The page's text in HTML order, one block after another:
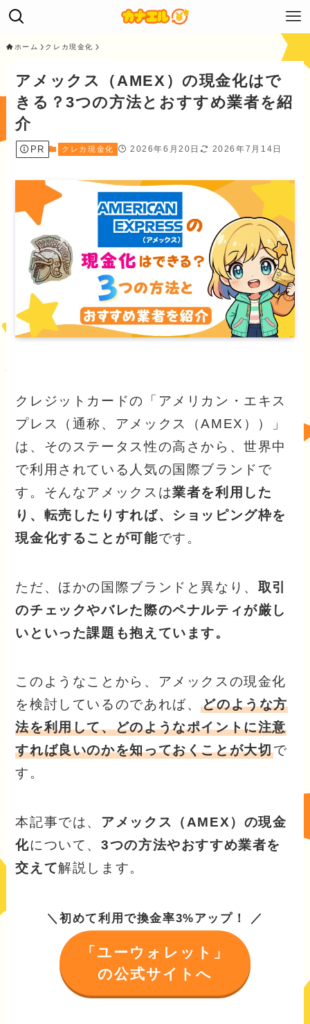
ホーム クレカ現金化
アメックス（AMEX）の現金化はで
きる？3つの方法とおすすめ業者を紹
介
PR クレカ現金化 2026年6月20日 2026年7月14日
クレジットカードの「アメリカン・エキス
プレス（通称、アメックス（AMEX））」
は、そのステータス性の高さから、世界中
で利用されている人気の国際ブランドで
す。そんなアメックスは業者を利用した
り、転売したりすれば、ショッピング枠を
現金化することが可能です。
ただ、ほかの国際ブランドと異なり、 取引
のチェックやバレた際のペナルティが厳し
いといった課題も抱えています。
このようなことから、アメックスの現金化
を検討しているのであれば、どのような方
法を利用して、どのようなポイントに注意
すれば良いのかを知っておくことが大切で
す。
本記事では、 アメックス（AMEX）の現金
化について、3つの方法やおすすめ業者を
交えて解説します。
＼初めて利用で換金率3%アップ！ ／
「ユーウォレット」
の公式サイトへ